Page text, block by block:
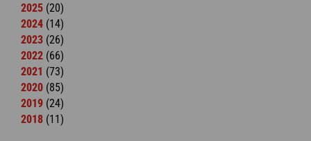
2025 (20)
2024 (14)
2023 (26)
2022 (66)
2021 (73)
2020 (85)
2019 (24)
2018 (11)